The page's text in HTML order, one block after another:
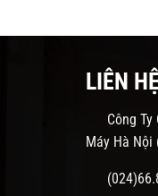
LIÊN
Công
Máy Hà Nội